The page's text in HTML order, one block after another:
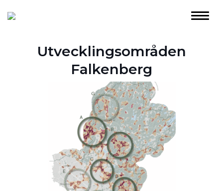
Utvecklingsområden
Falkenberg